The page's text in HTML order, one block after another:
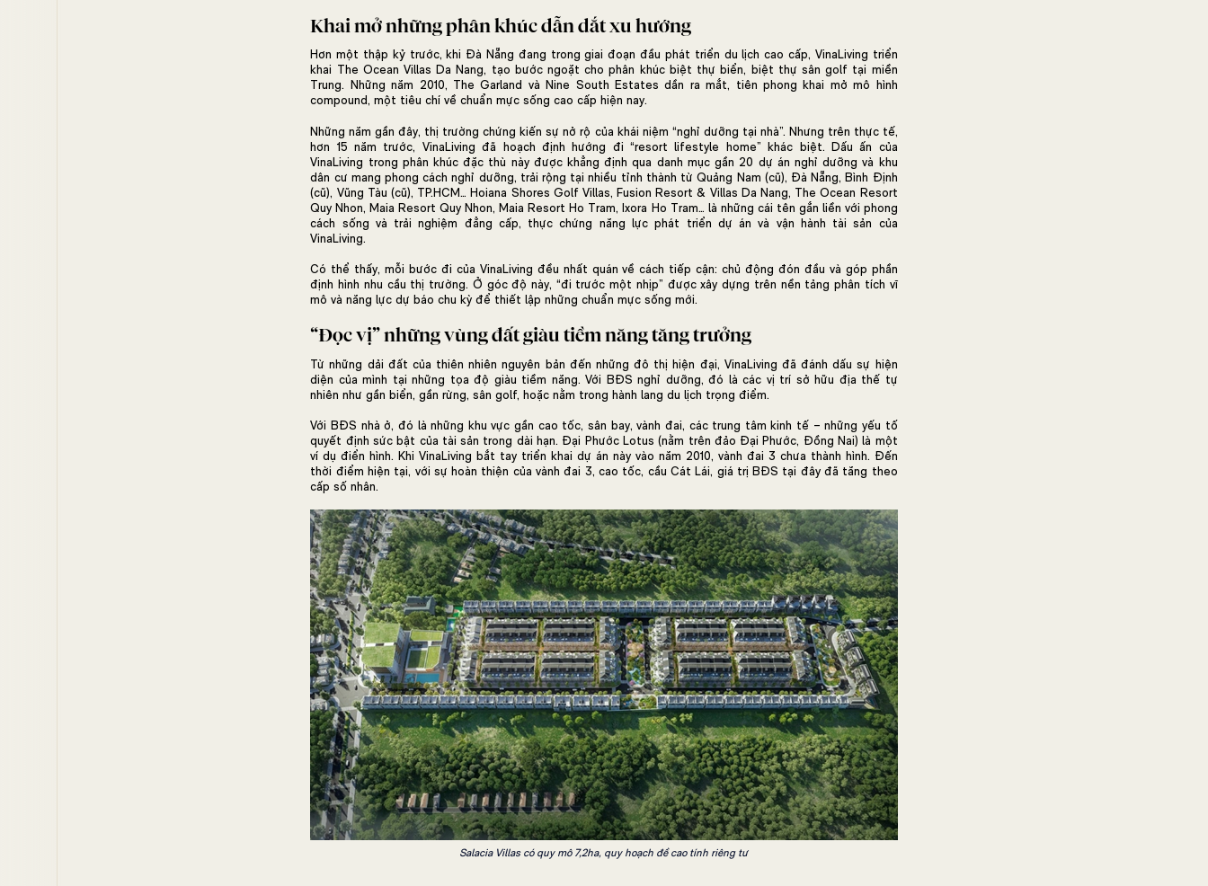
Khai mở những phân khúc dẫn dắt xu hướng
Hơn một thập kỷ trước, khi Đà Nẵng đang trong giai đoạn đầu phát triển du lịch cao cấp, VinaLiving triển
khai The Ocean Villas Da Nang, tạo bước ngoặt cho phân khúc biệt thự biển, biệt thự sân golf tại miền
Trung. Những năm 2010, The Garland và Nine South Estates dần ra mắt, tiên phong khai mở mô hình
compound, một tiêu chí về chuẩn mực sống cao cấp hiện nay.
Những năm gần đây, thị trường chứng kiến sự nở rộ của khái niệm “nghỉ dưỡng tại nhà”. Nhưng trên thực tế,
hơn 15 năm trước, VinaLiving đã hoạch định hướng đi “resort lifestyle home” khác biệt. Dấu ấn của
VinaLiving trong phân khúc đặc thù này được khẳng định qua danh mục gần 20 dự án nghỉ dưỡng và khu
dân cư mang phong cách nghỉ dưỡng, trải rộng tại nhiều tỉnh thành từ Quảng Nam (cũ), Đà Nẵng, Bình Định
(cũ), Vũng Tàu (cũ), TP.HCM… Hoiana Shores Golf Villas, Fusion Resort & Villas Da Nang, The Ocean Resort
Quy Nhon, Maia Resort Quy Nhon, Maia Resort Ho Tram, Ixora Ho Tram… là những cái tên gắn liền với phong
cách sống và trải nghiệm đẳng cấp, thực chứng năng lực phát triển dự án và vận hành tài sản của
VinaLiving.
Có thể thấy, mỗi bước đi của VinaLiving đều nhất quán về cách tiếp cận: chủ động đón đầu và góp phần
định hình nhu cầu thị trường. Ở góc độ này, “đi trước một nhịp” được xây dựng trên nền tảng phân tích vĩ
mô và năng lực dự báo chu kỳ để thiết lập những chuẩn mực sống mới.
“Đọc vị” những vùng đất giàu tiềm năng tăng trưởng
Từ những dải đất của thiên nhiên nguyên bản đến những đô thị hiện đại, VinaLiving đã đánh dấu sự hiện
diện của mình tại những tọa độ giàu tiềm năng. Với BĐS nghỉ dưỡng, đó là các vị trí sở hữu địa thế tự
nhiên như gần biển, gần rừng, sân golf, hoặc nằm trong hành lang du lịch trọng điểm.
Với BĐS nhà ở, đó là những khu vực gần cao tốc, sân bay, vành đai, các trung tâm kinh tế – những yếu tố
quyết định sức bật của tài sản trong dài hạn. Đại Phước Lotus (nằm trên đảo Đại Phước, Đồng Nai) là một
ví dụ điển hình. Khi VinaLiving bắt tay triển khai dự án này vào năm 2010, vành đai 3 chưa thành hình. Đến
thời điểm hiện tại, với sự hoàn thiện của vành đai 3, cao tốc, cầu Cát Lái, giá trị BĐS tại đây đã tăng theo
cấp số nhân.
Salacia Villas có quy mô 7,2ha, quy hoạch đề cao tính riêng tư